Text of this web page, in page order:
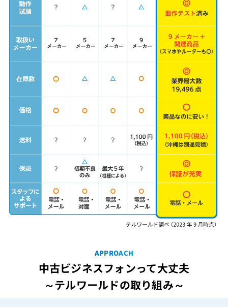
APPROACH
中古ビジネスフォンって大丈夫
～テルワールドの取り組み～